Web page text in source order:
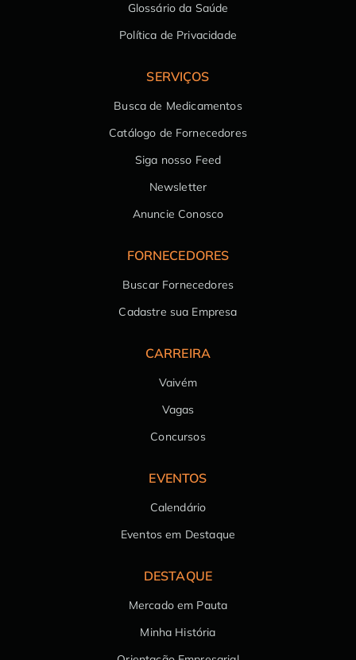
Glossário da Saúde
Política de Privacidade
SERVIÇOS
Busca de Medicamentos
Catálogo de Fornecedores
Siga nosso Feed
Newsletter
Anuncie Conosco
FORNECEDORES
Buscar Fornecedores
Cadastre sua Empresa
CARREIRA
Vaivém
Vagas
Concursos
EVENTOS
Calendário
Eventos em Destaque
DESTAQUE
Mercado em Pauta
Minha História